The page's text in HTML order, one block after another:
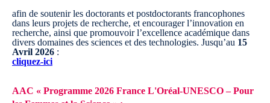
afin de soutenir les doctorants et postdoctorants francophones
dans leurs projets de recherche, et encourager l’innovation en
recherche, ainsi que promouvoir l’excellence académique dans
divers domaines des sciences et des technologies. Jusqu’au 15
Avril 2026 :
cliquez-ici
AAC « Programme 2026 France L'Oréal-UNESCO – Pour